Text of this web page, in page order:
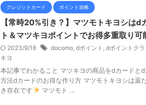
クレジットカード ポイント攻略
【常時20%引き？】マツモトキヨシは
ト＆マツキヨポイントでお得多重取り可
2023/9/18 docomo, dポイント , dポイントク
キヨ
本記事でわかること マツキヨの商品をdカードと
方法dカードのお得な作り方 マツモトキヨシは薬
き存在です
マツモト ...